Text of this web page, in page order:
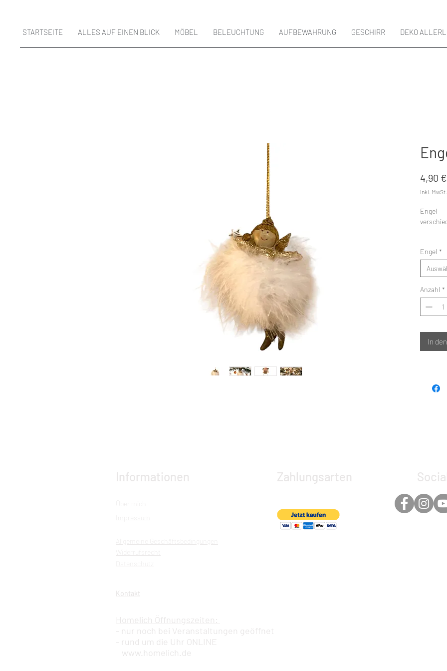
STARTSEITE ALLES AUF EINEN BLICK MÖBEL BELEUCHTUNG AUFBEWAHRUNG GESCHIRR DEKO
4,90 €
inkl. MwSt.
Engel
Engel *
Anzahl *
In
Informationen Zahlungsarten
Kontakt
Homelich Öffnungszeiten:
- nur noch bei Veranstaltungen geöffnet
- rund um die Uhr ONLINE
www.homelich.de